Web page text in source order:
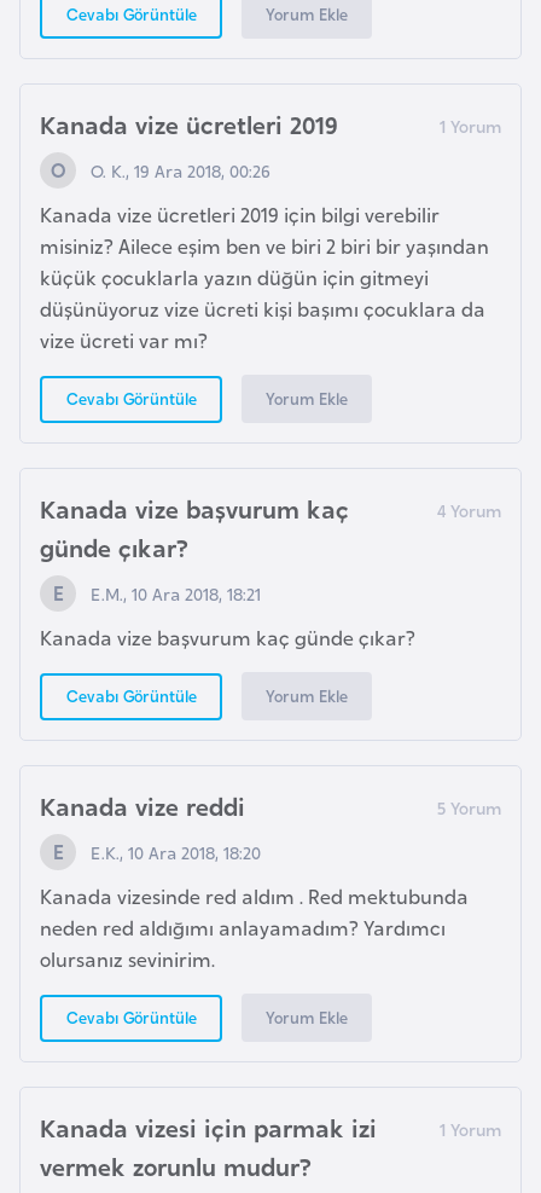
Cevabı Görüntüle Yorum Ekle
Kanada vize ücretleri 2019
O. K., 19 Ara 2018, 00:26
Kanada vize ücretleri 2019 için bilgi verebilir
misiniz? Ailece eşim ben ve biri 2 biri bir yaşından
küçük çocuklarla yazın düğün için gitmeyi
düşünüyoruz vize ücreti kişi başımı çocuklara da
vize ücreti var mı?
Cevabı Görüntüle Yorum Ekle
Kanada vize başvurum kaç
günde çıkar?
E.M., 10 Ara 2018, 18:21
Kanada vize başvurum kaç günde çıkar?
Cevabı Görüntüle Yorum Ekle
Kanada vize reddi
E.K., 10 Ara 2018, 18:20
Kanada vizesinde red aldım . Red mektubunda
neden red aldığımı anlayamadım? Yardımcı
olursanız sevinirim.
Cevabı Görüntüle Yorum Ekle
Kanada vizesi için parmak izi
vermek zorunlu mudur?
e
n
i
n
B
o
s
n
a
H
r
s
e
B
u
l
r
i
s
t
a
n
B
r
k
i
a